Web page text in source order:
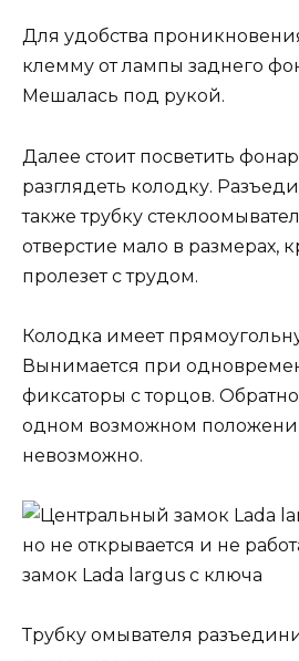
Для удобства
клемму от лампы заднего
Мешалась под рукой.
Далее стоит посветить
разглядеть колодку.
также трубку
отверстие мало в размерах,
пролезет с трудом.
Колодка имеет
Вынимается при
фиксаторы с торцов. Обратно
одном возможном
невозможно.
Трубку омывателя